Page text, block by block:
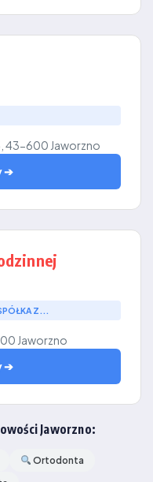
43-600 Jaworzno
➔
Z...
Jaworzno
➔
Jaworzno:
Ortodonta